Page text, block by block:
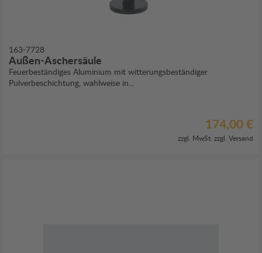
163-7728
Außen-Aschersäule
Feuerbeständiges Aluminium mit witterungsbeständiger
Pulverbeschichtung, wahlweise in...
174,00 €
zzgl. MwSt. zzgl. Versand